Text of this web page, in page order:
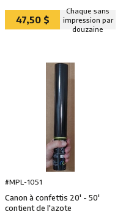
47,50 $
Chaque sans
impression par
douzaine
#MPL-1051
Canon à confettis 20' - 50'
contient de l'azote